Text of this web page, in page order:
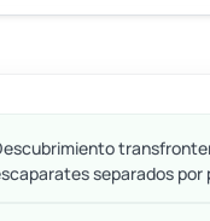
separados por